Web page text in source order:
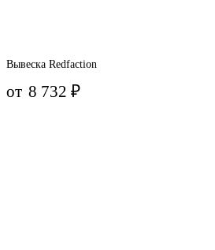
Вывеска Redfaction
от 8 732₽